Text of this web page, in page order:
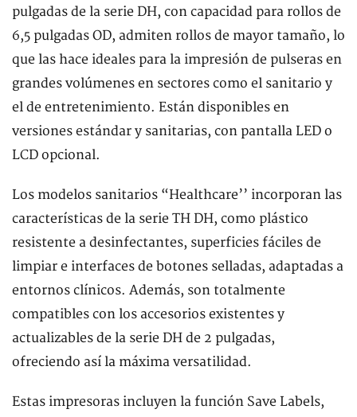
pulgadas de la serie DH, con capacidad para rollos de
6,5 pulgadas OD, admiten rollos de mayor tamaño, lo
que las hace ideales para la impresión de pulseras en
grandes volúmenes en sectores como el sanitario y
el de entretenimiento. Están disponibles en
versiones estándar y sanitarias, con pantalla LED o
LCD opcional.
Los modelos sanitarios “Healthcare’’ incorporan las
características de la serie TH DH, como plástico
resistente a desinfectantes, superficies fáciles de
limpiar e interfaces de botones selladas, adaptadas a
entornos clínicos. Además, son totalmente
compatibles con los accesorios existentes y
actualizables de la serie DH de 2 pulgadas,
ofreciendo así la máxima versatilidad.
Estas impresoras incluyen la función Save Labels,